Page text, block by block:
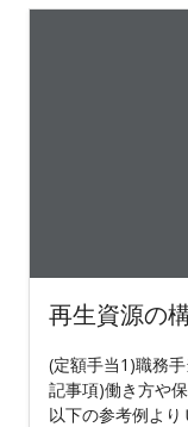
再生資源の
(定額手当1)職務
記事項)働き方や
以下の参考例よ